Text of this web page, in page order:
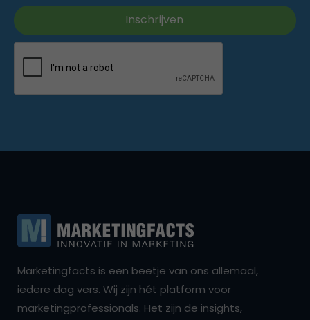
Marketingfacts is een beetje van ons allemaal,
iedere dag vers. Wij zijn hét platform voor
marketingprofessionals. Het zijn de insights,